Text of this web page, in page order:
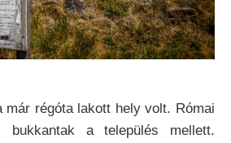
már régóta lakott hely volt. Római
bukkantak a település mellett.